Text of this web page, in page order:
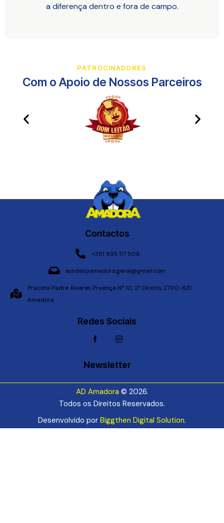
a diferença dentro e fora de campo.
PATROCINADORES
Com o Apoio de Nossos Parceiros​
Contactos
+351 935 117 506
assdespamadora.geral@gmail.com
Praceta Padre Álvares Proença Nº 10, 2º Direito, 2700-631
Amadora
Redes Sociais
Newsletter
AD Amadora © 2026.
Todos os Direitos Reservados.
Desenvolvido por Biggthen Digital Solution.